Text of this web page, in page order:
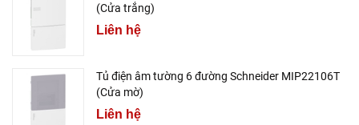
(Cửa trắng)
Liên hệ
Tủ điện âm tường 6 đường Schneider MIP22106T
(Cửa mờ)
Liên hệ